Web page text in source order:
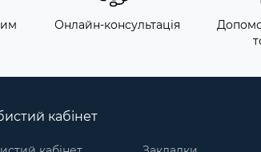
Онлайн-консультація
кабінет